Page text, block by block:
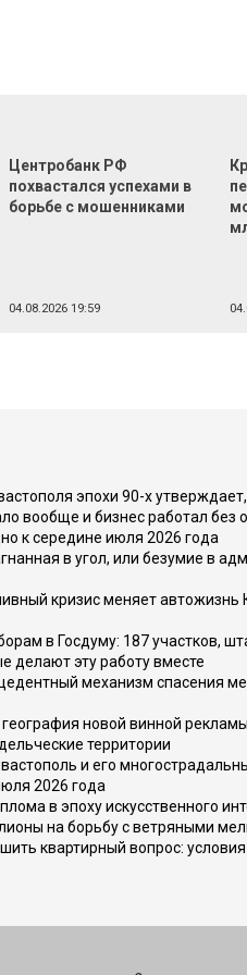
Центробанк РФ
похвастался успехами в
борьбе с мошенниками
04.08.2026 19:59
эпохи 90-х утверждает,
вообще и бизнес работал без
к середине июля 2026 года
в угол, или безумие в
кризис меняет
в Госдуму: 187 участков,
делают эту работу вместе
механизм спасения
новой винной
территории
и его
2026 года
в эпоху искусственного
на борьбу с ветряными
квартирный вопрос: